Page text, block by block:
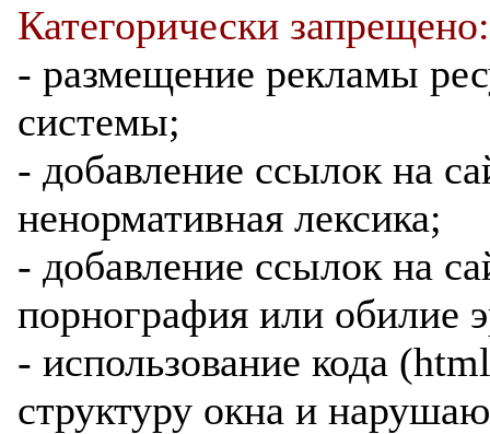
Категорически запрещено:
- размещение рекламы
системы;
- добавление ссылок на
ненормативная лексика;
- добавление ссылок на
порнография или обилие
- использование кода
структуру окна и